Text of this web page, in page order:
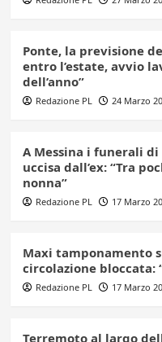
Ponte, la previsione
entro l’estate, avvio
dell’anno”
Redazione PL 24 Marzo
A Messina i funerali
uccisa dall’ex: “Tra
nonna”
Redazione PL 17 Marzo
Maxi tamponamento
circolazione bloccata:
Redazione PL 17 Marzo
Terremoto al largo